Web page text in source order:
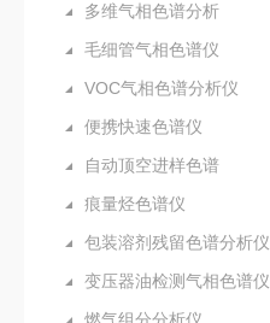
多维气相色谱分析
毛细管气相色谱仪
VOC气相色谱分析仪
便携快速色谱仪
自动顶空进样色谱
痕量烃色谱仪
包装溶剂残留色谱分析仪
变压器油检测气相色谱仪